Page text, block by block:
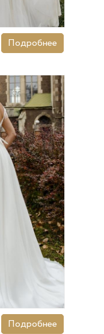
Подробнее
Подробнее